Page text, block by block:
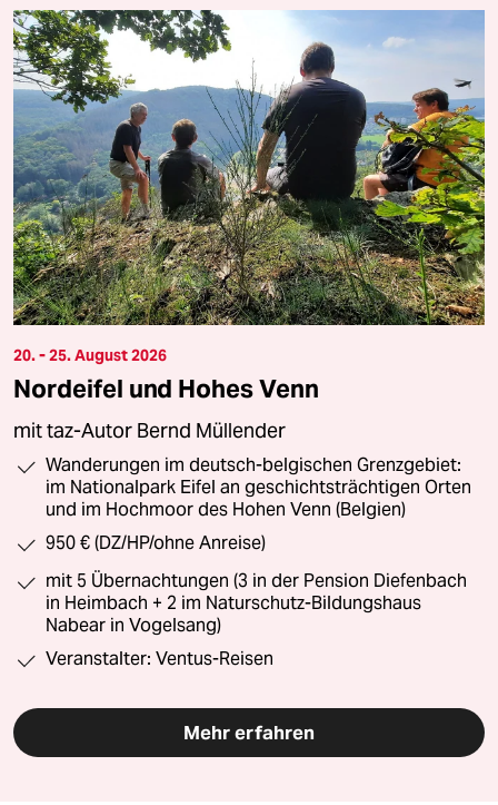
20. - 25. August 2026
Nordeifel und Hohes Venn
mit taz-Autor Bernd Müllender
Wanderungen im deutsch-belgischen Grenzgebiet:
im Nationalpark Eifel an geschichtsträchtigen Orten
und im Hochmoor des Hohen Venn (Belgien)
950 € (DZ/HP/ohne Anreise)
mit 5 Übernachtungen (3 in der Pension Diefenbach
in Heimbach + 2 im Naturschutz-Bildungshaus
Nabear in Vogelsang)
Veranstalter: Ventus-Reisen
Mehr erfahren